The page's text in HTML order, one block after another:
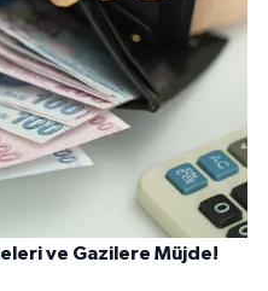
ve Gazilere Müjde!